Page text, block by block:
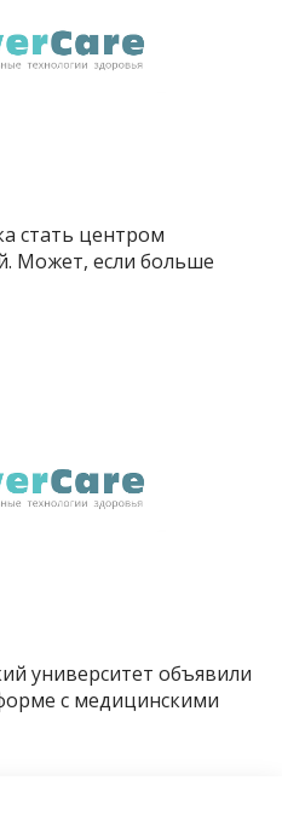
стать центром
Может, если больше
университет объявили
с медицинскими